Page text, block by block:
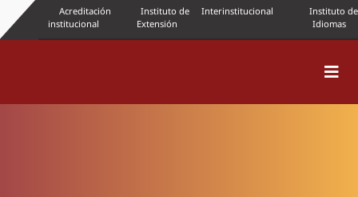
Acreditación
institucional
Instituto de
Extensión
Interinstitucional
Instituto de
Idiomas